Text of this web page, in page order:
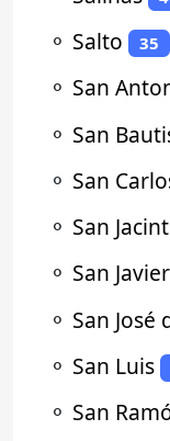
⚬ Salto 35
⚬ San
⚬ San
⚬ San
⚬ San
⚬ San Javier
⚬ San José
⚬ San Luis
⚬ San